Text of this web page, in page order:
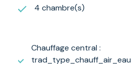
4 chambre(s)
Chauffage central :
trad_type_chauff_air_eau